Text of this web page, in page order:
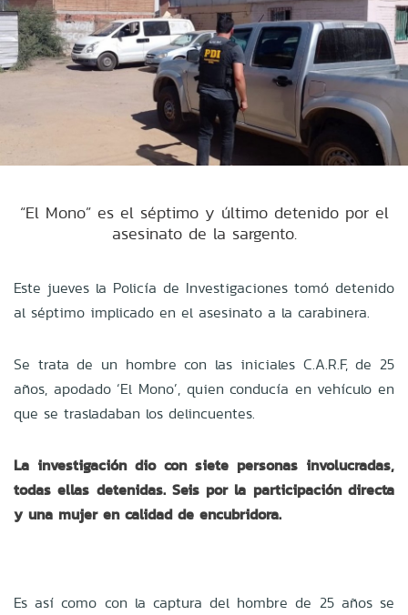
“El Mono” es el séptimo y último detenido por el
asesinato de la sargento.
Este jueves la Policía de Investigaciones tomó detenido
al séptimo implicado en el asesinato a la carabinera.
Se trata de un hombre con las iniciales C.A.R.F, de 25
años, apodado ‘El Mono’, quien conducía en vehículo en
que se trasladaban los delincuentes.
La investigación dio con siete personas involucradas,
todas ellas detenidas. Seis por la participación directa
y una mujer en calidad de encubridora.
Es así como con la captura del hombre de 25 años se